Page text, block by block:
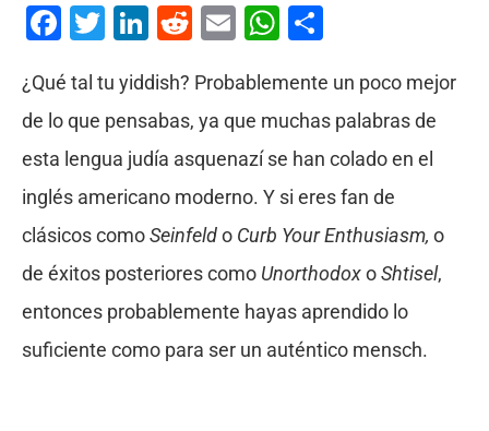
Facebook
Twitter
LinkedIn
Reddit
EmailWhatsApp
¿Qué tal tu yiddish? Probablemente un poco mejor
de lo que pensabas, ya que muchas palabras de
esta lengua judía asquenazí se han colado en el
inglés americano moderno. Y si eres fan de
clásicos comoSeinfeldo Curb Your Enthusiasm, o
de éxitos posteriores como UnorthodoxoShtisel,
entonces probablemente hayas aprendido lo
suficiente como para ser un auténtico mensch.